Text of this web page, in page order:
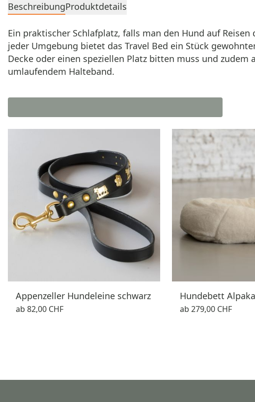
BeschreibungProduktdetails
Ein praktischer Schlafplatz, falls man den Hund auf
jeder Umgebung bietet das Travel Bed ein Stück
Decke oder einen speziellen Platz bitten muss und
umlaufendem Halteband.
Appenzeller Hundeleine schwarz
ab 82,00 CHF
Hundebett Alpaka
ab 279,00 CHF